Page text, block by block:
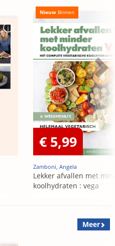
Nieuw Binnen
€ 5,99
Zamboni, Angela
Lekker afvallen met
koolhydraten : vega
Meer